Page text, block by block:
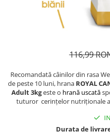
Antiparazitare Câini
Culcușuri & Saltele Câini
Castroane și Adapatori
Cuști și Genți
Zgărzi, Lese & Hamuri
Vitamine Pisici
Perii & Piepteni Pisici
Castroane & Adapatori Pisici
Cuști & Genți Pisici
Litiere Pisici
Zgărzi & Hamuri
116,99
Recomandată câinilor din rasa
de peste 10 luni, hrana ROYAL
Adult 3kgeste o hrană uscată
tuturor cerințelor nutriționale
Durata de